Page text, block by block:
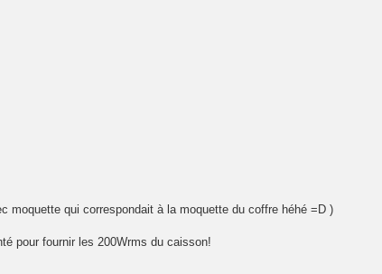
moquette qui correspondait à la moquette du coffre héhé =D )
pour fournir les 200Wrms du caisson!